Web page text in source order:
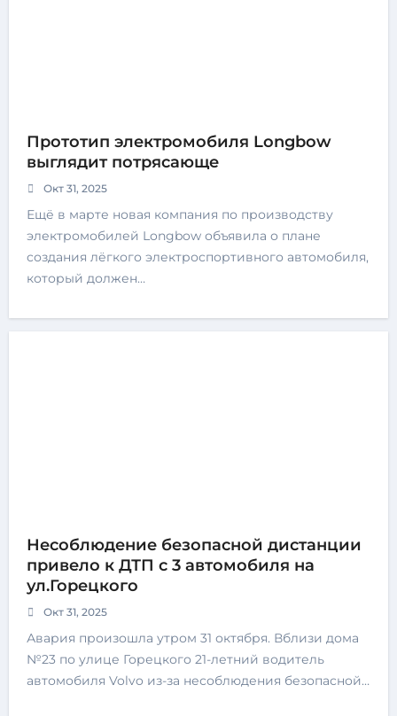
Прототип электромобиля Longbow
выглядит потрясающе
Окт 31, 2025
Ещё в марте новая компания по производству
электромобилей Longbow объявила о плане
создания лёгкого электроспортивного автомобиля,
который должен…
Несоблюдение безопасной дистанции
привело к ДТП с 3 автомобиля на
ул.Горецкого
Окт 31, 2025
Авария произошла утром 31 октября. Вблизи дома
№23 по улице Горецкого 21-летний водитель
автомобиля Volvo из-за несоблюдения безопасной…